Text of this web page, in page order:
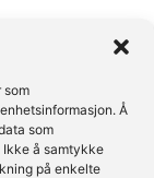
som
Å
som
å samtykke
på enkelte